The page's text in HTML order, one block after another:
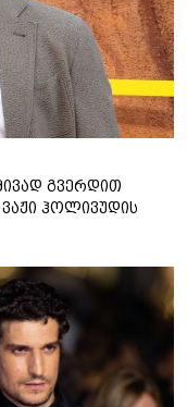
გვერდით
ჰოლივუდის